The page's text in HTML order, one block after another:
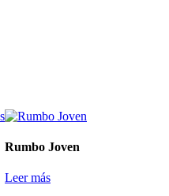
Rumbo Joven
Leer más